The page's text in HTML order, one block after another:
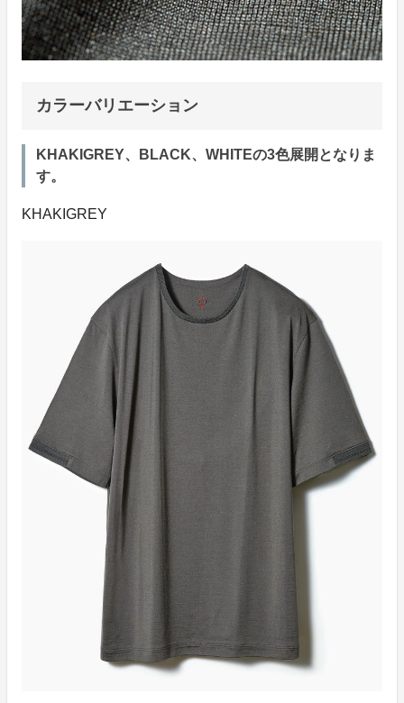
カラーバリエーション
KHAKIGREY、BLACK、WHITEの3色展開となりま
す。
KHAKIGREY